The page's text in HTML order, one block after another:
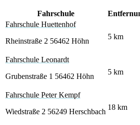
Fahrschule
Fahrschule Huettenhof
Rheinstraße 2 56462 Höhn
5 km
Fahrschule Leonardt
Grubenstraße 1 56462 Höhn
5 km
Fahrschule Peter Kempf
Wiedstraße 2 56249 Herschbach
18 km